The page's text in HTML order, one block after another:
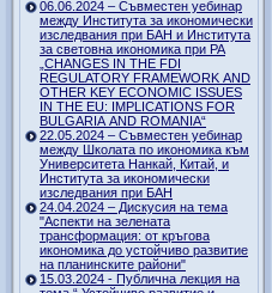
06.06.2024 – Съвместен уебинар
между Института за икономически
изследвания при БАН и Института
за световна икономика при РА
„CHANGES IN THE FDI
REGULATORY FRAMEWORK AND
OTHER KEY ECONOMIC ISSUES
IN THE EU: IMPLICATIONS FOR
BULGARIA AND ROMANIA“
22.05.2024 – Съвместен уебинар
между Школата по икономика към
Университета Нанкай, Китай, и
Института за икономически
изследвания при БАН
24.04.2024 – Дискусия на тема
"Аспекти на зелената
трансформация: от кръгова
икономика до устойчиво развитие
на планинските райони"
15.03.2024 - Публична лекция на